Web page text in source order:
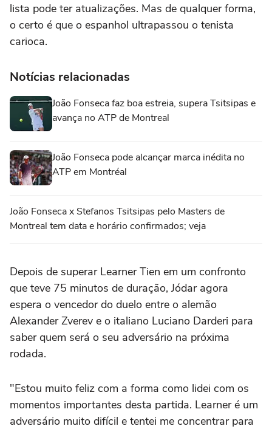
lista pode ter atualizações. Mas de qualquer forma,
o certo é que o espanhol ultrapassou o tenista
carioca.
Notícias relacionadas
João Fonseca faz boa estreia, supera Tsitsipas e
avança no ATP de Montreal
João Fonseca pode alcançar marca inédita no
ATP em Montréal
João Fonseca x Stefanos Tsitsipas pelo Masters de
Montreal tem data e horário confirmados; veja
Depois de superar Learner Tien em um confronto
que teve 75 minutos de duração, Jódar agora
espera o vencedor do duelo entre o alemão
Alexander Zverev e o italiano Luciano Darderi para
saber quem será o seu adversário na próxima
rodada.
"Estou muito feliz com a forma como lidei com os
momentos importantes desta partida. Learner é um
adversário muito difícil e tentei me concentrar para